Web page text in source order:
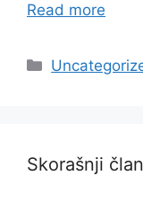
Read more
Categories
Skorašnji